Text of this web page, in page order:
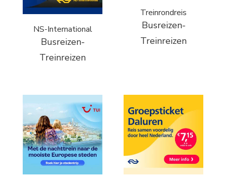
NS-International
Busreizen-
Treinreizen
Treinrondreis
Busreizen-
Treinreizen